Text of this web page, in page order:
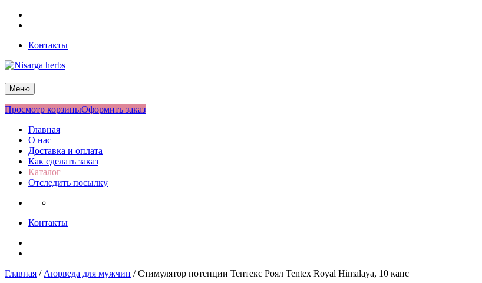
Перейти
Контакты
Nisarga herbs
Меню
Просмотр корзиныОформить заказ
Главная
О нас
Доставка и оплата
Как сделать заказ
Каталог
Отследить посылку
Контакты
Главная / Аюрведа для мужчин / Стимулятор потенции Тентекс Роял Tentex Royal Himalaya, 10 капс